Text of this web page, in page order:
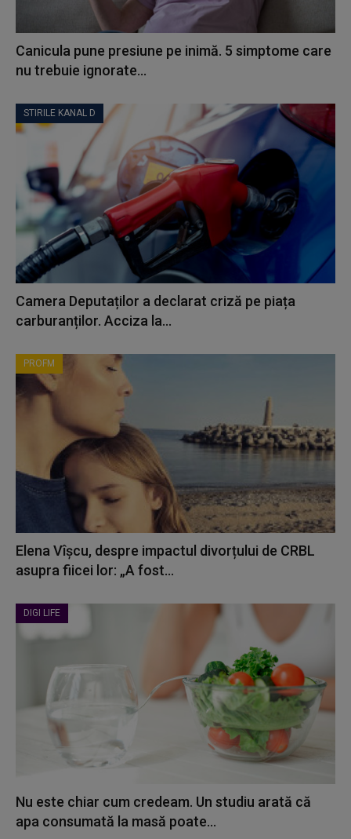
Canicula pune presiune pe inimă. 5 simptome care
nu trebuie ignorate...
STIRILE KANAL D
Camera Deputaților a declarat criză pe piața
carburanților. Acciza la...
PROFM
Elena Vîșcu, despre impactul divorțului de CRBL
asupra fiicei lor: „A fost...
DIGI LIFE
Nu este chiar cum credeam. Un studiu arată că
apa consumată la masă poate...